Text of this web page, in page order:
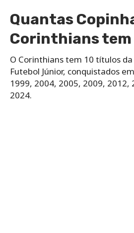
Quantas
Corinthians
O Corinthians tem 10 títulos da
Futebol Júnior, conquistados
1999, 2004, 2005, 2009, 2012,
2024.